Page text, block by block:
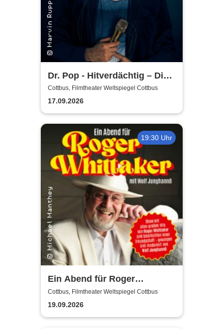
Dr. Pop - Hitverdächtig – Die
Musik-Comedy-Stand-up-
Show! - (ständig aktualisiert)
Cottbus, Filmtheater Weltspiegel Cottbus
17.09.2026
19:30 Uhr
Ein Abend für Roger
Whittaker - Die Bühnenshow
mit allen seinen großen Hits
Cottbus, Filmtheater Weltspiegel Cottbus
19.09.2026